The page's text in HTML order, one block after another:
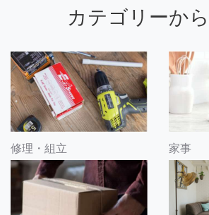
カテゴリーか
修理・組立 家事